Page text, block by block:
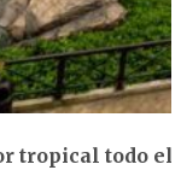
tropical todo el